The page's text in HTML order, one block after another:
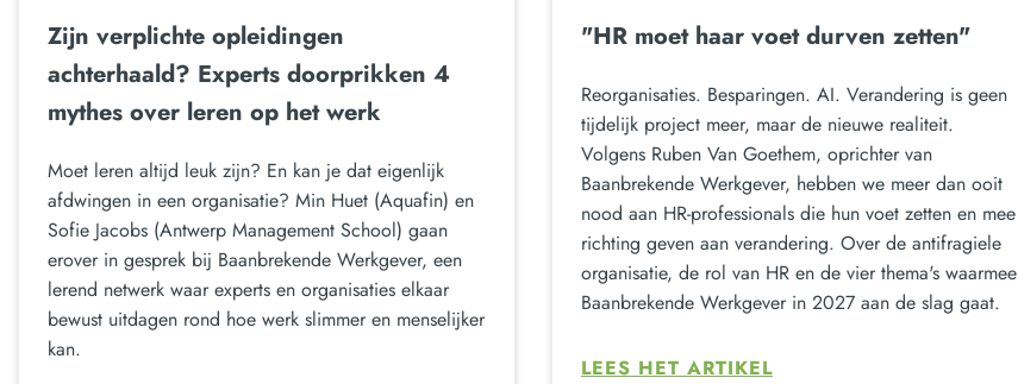
Zijn verplichte opleidingen
achterhaald? Experts doorprikken 4
mythes over leren op het werk
Moet leren altijd leuk zijn? En kan je dat eigenlijk
afdwingen in een organisatie? Min Huet (Aquafin) en
Sofie Jacobs (Antwerp Management School) gaan
erover in gesprek bij Baanbrekende Werkgever, een
lerend netwerk waar experts en organisaties elkaar
bewust uitdagen rond hoe werk slimmer en menselijker
kan.
"HR moet haar voet durven zetten"
Reorganisaties. Besparingen. AI. Verandering is geen
tijdelijk project meer, maar de nieuwe realiteit.
Volgens Ruben Van Goethem, oprichter van
Baanbrekende Werkgever, hebben we meer dan ooit
nood aan HR-professionals die hun voet zetten en mee
richting geven aan verandering. Over de antifragiele
organisatie, de rol van HR en de vier thema's waarmee
Baanbrekende Werkgever in 2027 aan de slag gaat.
LEES HET ARTIKEL